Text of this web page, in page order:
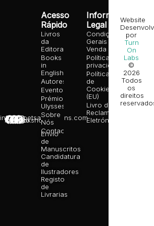
info@poetsandragons.com
Infantil
Adulto
Bookshop
Acesso
Rápido
Livros
da
Editora
Books
in
English
Autores
Eventos
Prémio
Ulysses
Sobre
Nós
Contactos
Envio
de
Manuscritos
Candidatura
de
Ilustradores
Registo
de
Livrarias
Informação
Legal
Condições
Gerais de
Venda
Política de
privacidade
Política
de
Cookies
(EU)
Livro de
Reclamações
Eletrónico
Website
por
Turn
On
Labs
©
2026
Todos
os
direitos